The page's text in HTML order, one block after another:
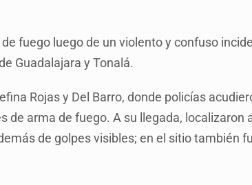
fuego luego de un violento y confuso
Guadalajara y Tonalá.
Rojas y Del Barro, donde policías
arma de fuego. A su llegada, localizaron
de golpes visibles; en el sitio también